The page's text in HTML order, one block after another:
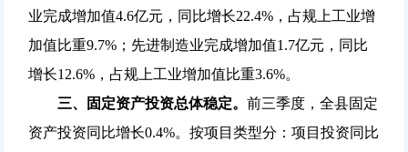
业完成增加值4.6亿元，同比增长22.4%，占规上工业增
加值比重9.7%；先进制造业完成增加值1.7亿元，同比
增长12.6%，占规上工业增加值比重3.6%。
三、固定资产投资总体稳定。 前三季度，全县固定
资产投资同比增长0.4%。按项目类型分：项目投资同比